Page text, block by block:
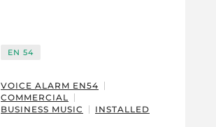
EN 54
VOICE ALARM EN54
COMMERCIAL
BUSINESS MUSIC
INSTALLED